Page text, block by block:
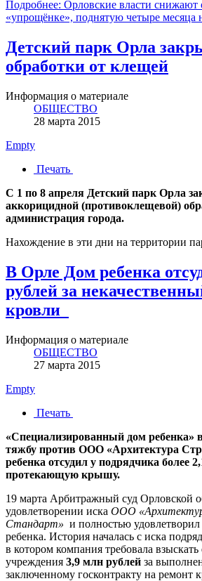
Подробнее: Орловские власти снижают
«упрощёнке», поднятую четыре месяца
Детский парк Орла
обработки от клещей
Информация о материале
ОБЩЕСТВО
28 марта 2015
Empty
Печать
С 1 по 8 апреля Детский парк Орла
аккорицидной (противоклещевой)
администрация города.
Нахождение в эти дни на территории
В Орле Дом ребенка
рублей за
кровли
Информация о материале
ОБЩЕСТВО
27 марта 2015
Empty
Печать
«Специализированный дом ребенка»
тяжбу против ООО «Архитектура
ребенка отсудил у подрядчика более
протекающую крышу.
19 марта Арбитражный суд Орловской
удовлетворении иска ООО
Стандарт» и полностью
ребенка. История началась с иска
в котором компания требовала взыскать
учреждения 3,9 млн рублей за
заключенному госконтракту на ремонт